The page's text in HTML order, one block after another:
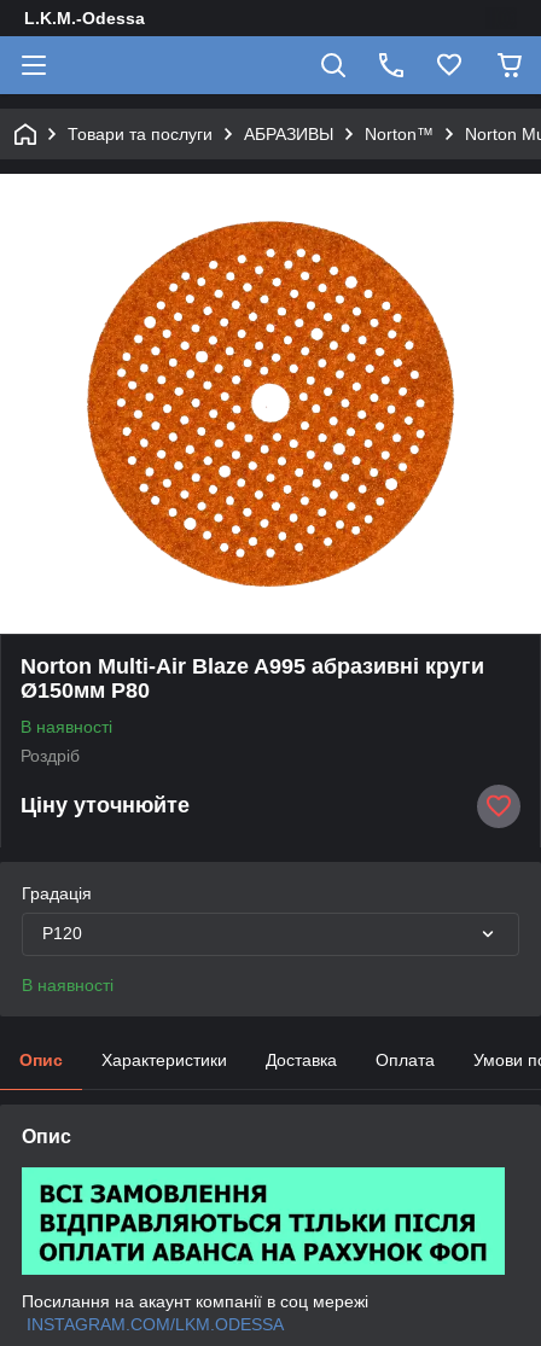
L.K.M.-Odessa
Товари та послуги АБРАЗИВЫ Norton™ Norton
Norton Multi-Air Blaze A995 абразивні круги
Ø150мм P80
В наявності
Роздріб
Ціну уточнюйте
Градація
P120
В наявності
Опис Характеристики Доставка Оплата Умови
Опис
Посилання на акаунт компанії в соц мережі
INSTAGRAM.COM/LKM.ODESSA